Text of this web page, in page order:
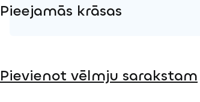
Pieejamās krāsas
Pievienot vēlmju sarakstam